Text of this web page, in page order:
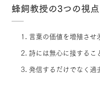
蜂飼教授の3つの視点
言葉の価値を増殖さ
詩には無心に接するこ
発信するだけでなく過